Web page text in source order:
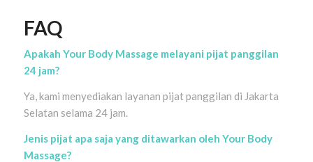
FAQ
Apakah Your Body Massage melayani pijat panggilan
24 jam?
Ya, kami menyediakan layanan pijat panggilan di Jakarta
Selatan selama 24 jam.
Jenis pijat apa saja yang ditawarkan oleh Your Body
Massage?